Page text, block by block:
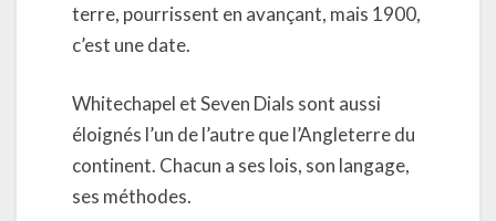
terre, pourrissent en avançant, mais 1900,
c’est une date.
Whitechapel et Seven Dials sont aussi
éloignés l’un de l’autre que l’Angleterre du
continent. Chacun a ses lois, son langage,
ses méthodes.